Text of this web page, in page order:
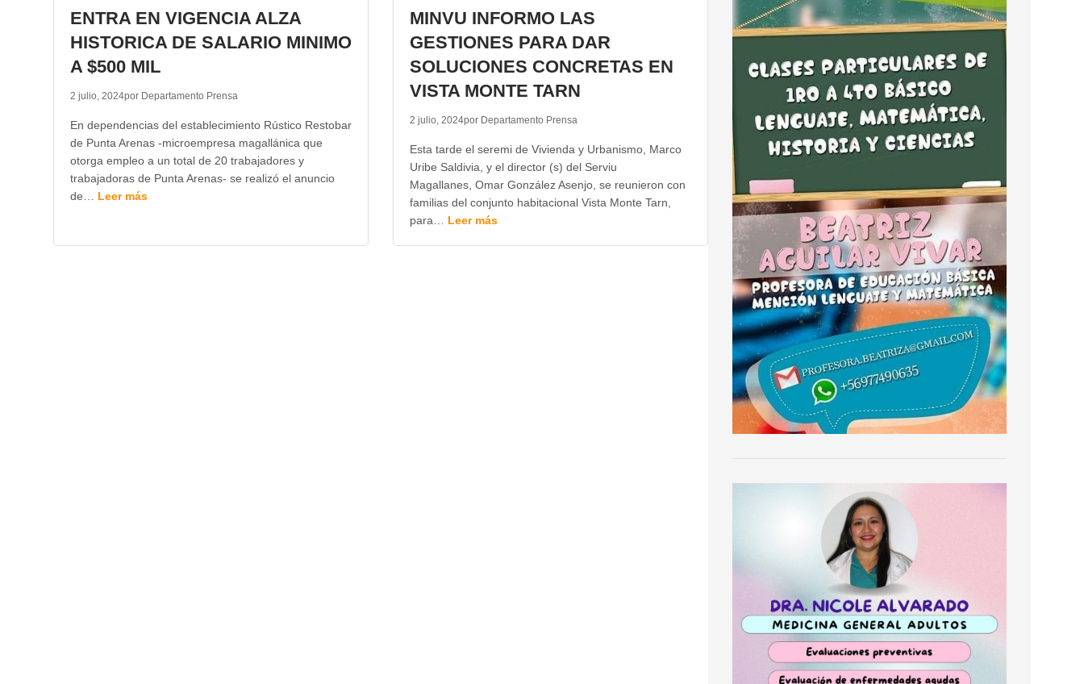
ENTRA EN VIGENCIA ALZA
HISTORICA DE SALARIO MINIMO
A $500 MIL
2 julio, 2024por Departamento Prensa
En dependencias del establecimiento Rústico Restobar
de Punta Arenas -microempresa magallánica que
otorga empleo a un total de 20 trabajadores y
trabajadoras de Punta Arenas- se realizó el anuncio
de… Leer más
MINVU INFORMO LAS
GESTIONES PARA DAR
SOLUCIONES CONCRETAS EN
VISTA MONTE TARN
2 julio, 2024por Departamento Prensa
Esta tarde el seremi de Vivienda y Urbanismo, Marco
Uribe Saldivia, y el director (s) del Serviu
Magallanes, Omar González Asenjo, se reunieron con
familias del conjunto habitacional Vista Monte Tarn,
para… Leer más